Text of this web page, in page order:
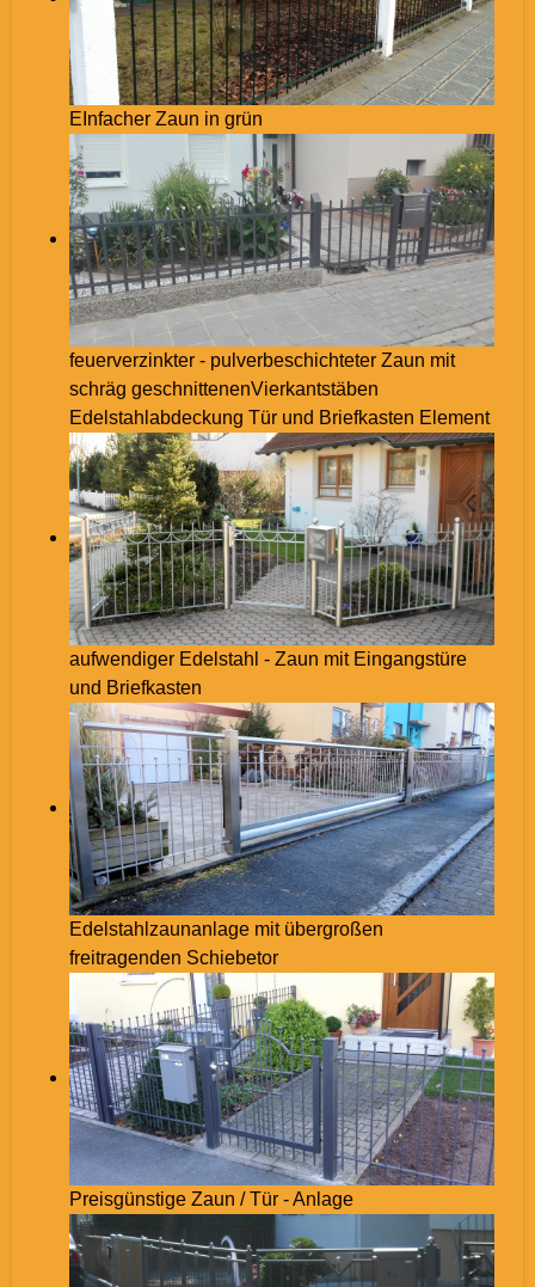
EInfacher Zaun in grün
feuerverzinkter - pulverbeschichteter Zaun mit
schräg geschnittenenVierkantstäben
Edelstahlabdeckung Tür und Briefkasten Element
aufwendiger Edelstahl - Zaun mit Eingangstüre
und Briefkasten
Edelstahlzaunanlage mit übergroßen
freitragenden Schiebetor
Preisgünstige Zaun / Tür - Anlage